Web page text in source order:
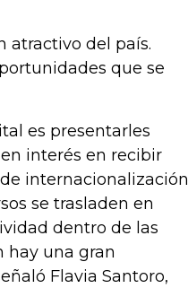
atractivo del país.
que se
es presentarles
interés en recibir
internacionalización
se trasladen en
dentro de las
hay una gran
Flavia Santoro,